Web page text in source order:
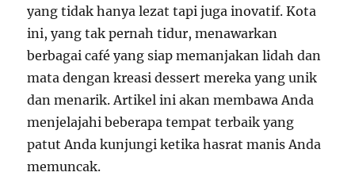
yang tidak hanya lezat tapi juga inovatif. Kota
ini, yang tak pernah tidur, menawarkan
berbagai café yang siap memanjakan lidah dan
mata dengan kreasi dessert mereka yang unik
dan menarik. Artikel ini akan membawa Anda
menjelajahi beberapa tempat terbaik yang
patut Anda kunjungi ketika hasrat manis Anda
memuncak.